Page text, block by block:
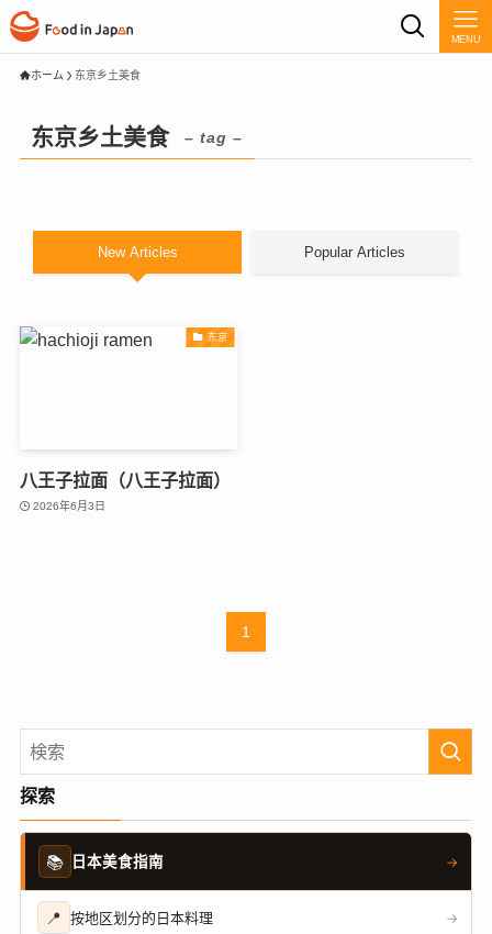
MENU
ホーム 东京乡土美食
东京乡土美食 – tag –
New Articles Popular Articles
东京
八王子拉面（八王子拉面）
2026年6月3日
1
探索
📚 日本美食指南 →
📍 按地区划分的日本料理 →